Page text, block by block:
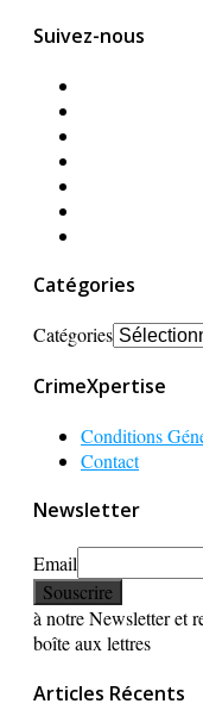
Suivez-nous
Catégories
Catégories
CrimeXpertise
Conditions
Contact
Newsletter
Email
à notre Newsletter et
boîte aux lettres
Articles Récents